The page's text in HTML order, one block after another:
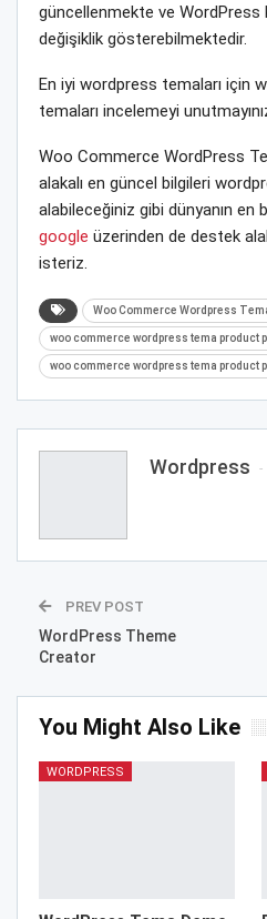
güncellenmekte ve
değişiklik gösterebilmektedir.
En iyi wordpress temaları için
temaları incelemeyi
Woo Commerce WordPress
alakalı en güncel bilgileri
alabileceğiniz gibi dünyanın
google üzerinden de destek
isteriz.
Woo Commerce Wordpress
woo commerce wordpress tema product
woo commerce wordpress tema product
Wordpress
PREV POST
WordPress Theme
Creator
You Might Also Like
WORDPRESS